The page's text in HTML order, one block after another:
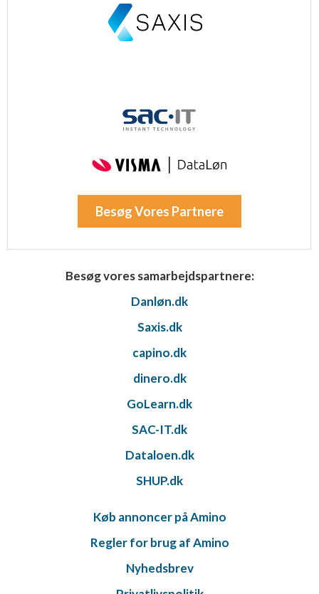
Besøg Vores Partnere
Besøg vores samarbejdspartnere:
Danløn.dk
Saxis.dk
capino.dk
dinero.dk
GoLearn.dk
SAC-IT.dk
Dataloen.dk
SHUP.dk
Køb annoncer på Amino
Regler for brug af Amino
Nyhedsbrev